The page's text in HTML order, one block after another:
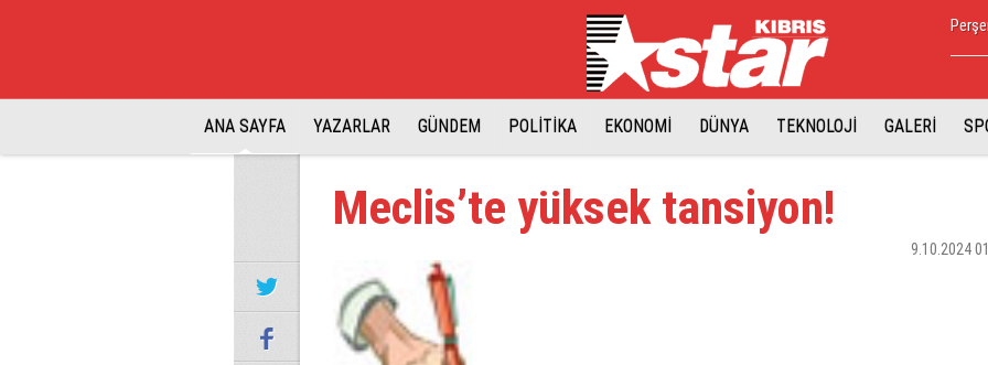
ANA SAYFA YAZARLAR GÜNDEM POLİTİKA EKONOMİ DÜNYA TEKNOLOJİ GALERİ
Meclis’te yüksek tansiyon!
9.10.2024